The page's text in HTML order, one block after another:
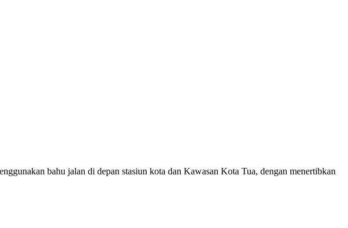
bahu jalan di depan stasiun kota dan Kawasan Kota Tua, dengan menertibkan